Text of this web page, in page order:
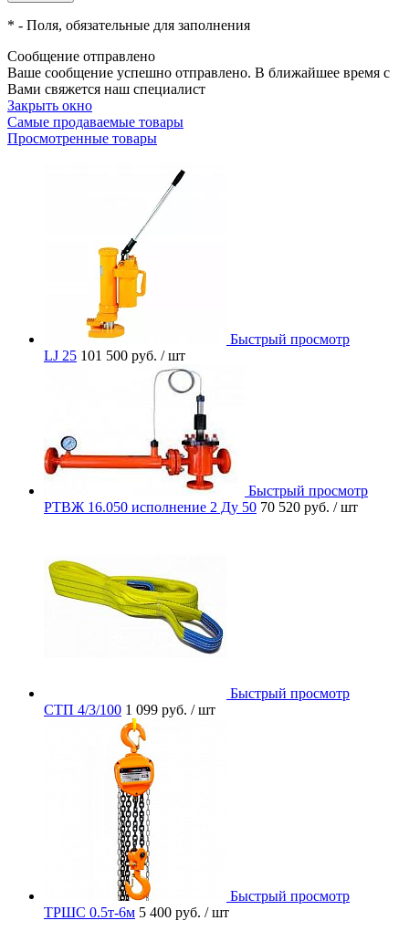
* - Поля, обязательные для заполнения
Сообщение отправлено
Ваше сообщение успешно отправлено. В ближайшее время с
Вами свяжется наш специалист
Закрыть окно
Самые продаваемые товары
Просмотренные товары
Быстрый просмотр
LJ 25 101 500 руб. / шт
Быстрый просмотр
РТВЖ 16.050 исполнение 2 Ду 50 70 520 руб. / шт
Быстрый просмотр
СТП 4/3/100 1 099 руб. / шт
Быстрый просмотр
ТРШС 0.5т-6м 5 400 руб. / шт